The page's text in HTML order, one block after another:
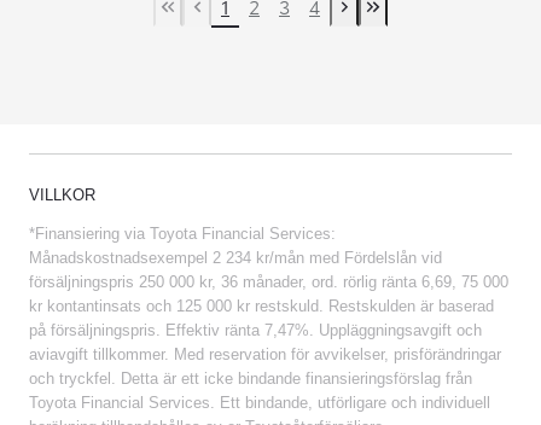
First Page
Previous page Next page
Last Page
VILLKOR
*Finansiering via Toyota Financial Services:
Månadskostnadsexempel 2 234 kr/mån med Fördelslån vid
försäljningspris 250 000 kr, 36 månader, ord. rörlig ränta 6,69, 75 000
kr kontantinsats och 125 000 kr restskuld. Restskulden är baserad
på försäljningspris. Effektiv ränta 7,47%. Uppläggningsavgift och
aviavgift tillkommer. Med reservation för avvikelser, prisförändringar
och tryckfel. Detta är ett icke bindande finansieringsförslag från
Toyota Financial Services. Ett bindande, utförligare och individuell